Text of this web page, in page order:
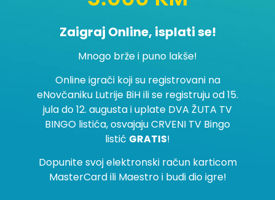
Zaigraj Online, isplati se!
Mnogo brže i puno lakše!
Online igrači koji su registrovani na
eNovčaniku Lutrije BiH ili se registruju od 15.
jula do 12. augusta i uplate DVA ŽUTA TV
BINGO listića, osvajaju CRVENI TV Bingo
listić GRATIS!
Dopunite svoj elektronski račun karticom
MasterCard ili Maestro i budi dio igre!